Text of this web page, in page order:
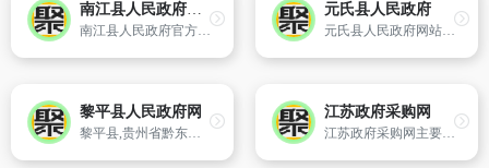
南江县人民政府门户网站
南江县人民政府官方网站
元氏县人民政府
元氏县人民政府网站为公众提供元氏县政务、政策、经济、时讯、旅游、招商引资等信息以及政府部门的网上服务。
黎平县人民政府网
黎平县,贵州省黔东南苗族侗族自治州下辖县,位于贵州省东南部,黔东南州南部,东毗湖南省靖州苗族侗族自治县、通道侗族自治县,南邻广西壮族自治区三江侗族自治县,西连黔东南州榕江县、从江县,北接黔东南州锦屏县、剑河县,是贵州东进两湖、南下两广的桥头堡。
江苏政府采购网
江苏政府采购网主要发布国家采购与招标政策法规动态、发布有关职能部门审批的建设项目的项目招标及项目的工程、设计、施工、设备采购等招标信息,为用户提供江苏省新详细的各种采购信息及有关政府采购的动态信息。